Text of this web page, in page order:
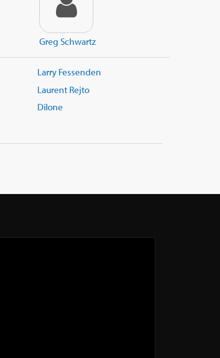
Greg Schwartz
Larry Fessenden
Laurent Rejto
Dilone